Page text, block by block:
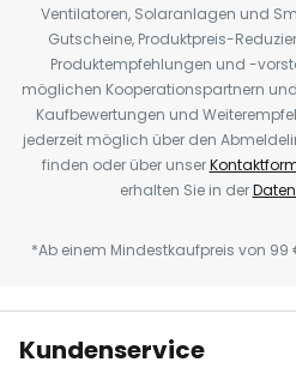
Ventilatoren, Solaranlagen und
Gutscheine, Produktpreis-
Produktempfehlungen und -
möglichen Kooperationspartnern
Kaufbewertungen und
jederzeit möglich über den
finden oder über unser
erhalten Sie in der
*Ab einem Mindestkaufpreis von
Kundenservice